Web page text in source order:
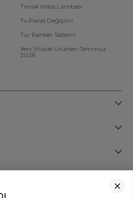
Tırnak Masa Lambası
Tv Panel Değişimi
Tur Rehber Sistemi
Yeni İthalat Ürünleri Temmuz
2026